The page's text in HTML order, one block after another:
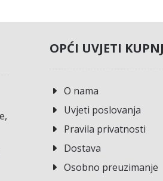
OPĆI UVJETI
O nama
Uvjeti poslovanja
Pravila privatnosti
Dostava
Osobno preuzimanje